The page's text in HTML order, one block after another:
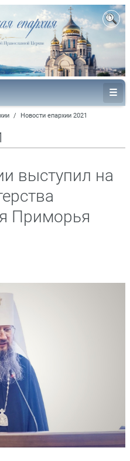
/ Новости епархии 2021
выступил на
Приморья